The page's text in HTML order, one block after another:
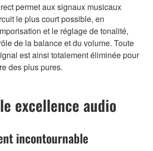
permet aux signaux musicaux
le plus court possible, en
et le réglage de tonalité,
de la balance et du volume. Toute
est ainsi totalement éliminée pour
des plus pures.
excellence audio
incontournable